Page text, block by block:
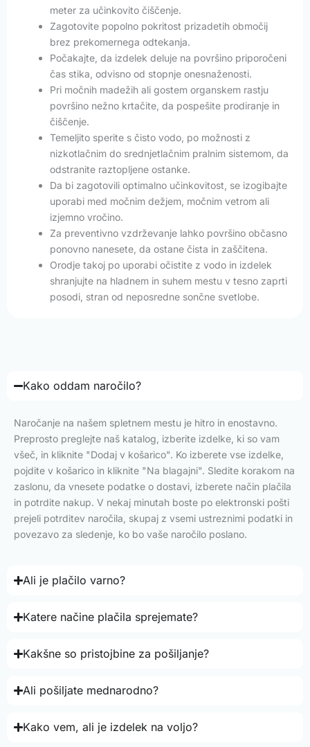
meter za učinkovito čiščenje.
Zagotovite popolno pokritost prizadetih območij
brez prekomernega odtekanja.
Počakajte, da izdelek deluje na površino priporočeni
čas stika, odvisno od stopnje onesnaženosti.
Pri močnih madežih ali gostem organskem rastju
površino nežno krtačite, da pospešite prodiranje in
čiščenje.
Temeljito sperite s čisto vodo, po možnosti z
nizkotlačnim do srednjetlačnim pralnim sistemom, da
odstranite raztopljene ostanke.
Da bi zagotovili optimalno učinkovitost, se izogibajte
uporabi med močnim dežjem, močnim vetrom ali
izjemno vročino.
Za preventivno vzdrževanje lahko površino občasno
ponovno nanesete, da ostane čista in zaščitena.
Orodje takoj po uporabi očistite z vodo in izdelek
shranjujte na hladnem in suhem mestu v tesno zaprti
posodi, stran od neposredne sončne svetlobe.
Kako oddam naročilo?
Naročanje na našem spletnem mestu je hitro in enostavno.
Preprosto preglejte naš katalog, izberite izdelke, ki so vam
všeč, in kliknite "Dodaj v košarico". Ko izberete vse izdelke,
pojdite v košarico in kliknite "Na blagajni". Sledite korakom na
zaslonu, da vnesete podatke o dostavi, izberete način plačila
in potrdite nakup. V nekaj minutah boste po elektronski pošti
prejeli potrditev naročila, skupaj z vsemi ustreznimi podatki in
povezavo za sledenje, ko bo vaše naročilo poslano.
Ali je plačilo varno?
Katere načine plačila sprejemate?
Kakšne so pristojbine za pošiljanje?
Ali pošiljate mednarodno?
Kako vem, ali je izdelek na voljo?